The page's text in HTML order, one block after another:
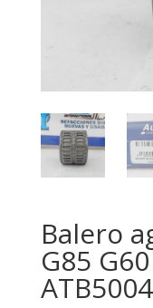
Balero
G85
ATB5004